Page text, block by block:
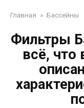
Главная » Бассейны
Фильтры
всё, что